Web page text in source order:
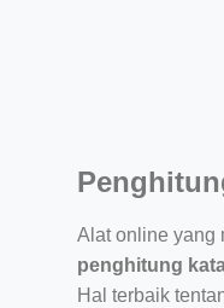
navy-blue/
Alat online yang
penghitung
Hal terbaik